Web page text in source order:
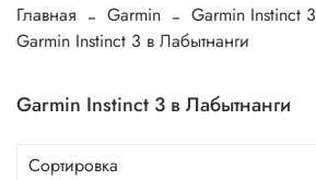
Главная Garmin
Garmin Instinct 3
Garmin Instinct 3 в Лабытнанги
Garmin Instinct 3 в Лабытнанги